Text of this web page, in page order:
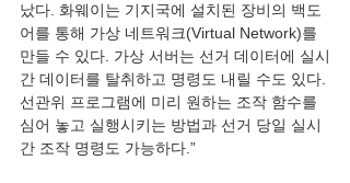
났다. 화웨이는 기지국에 설치된 장비의 백도
어를 통해 가상 네트워크(Virtual Network)를
만들 수 있다. 가상 서버는 선거 데이터에 실시
간 데이터를 탈취하고 명령도 내릴 수도 있다.
선관위 프로그램에 미리 원하는 조작 함수를
심어 놓고 실행시키는 방법과 선거 당일 실시
간 조작 명령도 가능하다.”